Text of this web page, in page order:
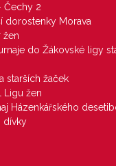
Čechy 2
dorostenky Morava
žen
do Žákovské ligy
starších žaček
Ligu žen
Házenkářského
dívky